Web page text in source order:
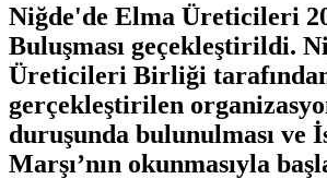
Niğde'de Elma Üreticileri
Buluşması geçekleştirildi.
Üreticileri Birliği
gerçekleştirilen
duruşunda bulunulması ve
Marşı’nın okunmasıyla